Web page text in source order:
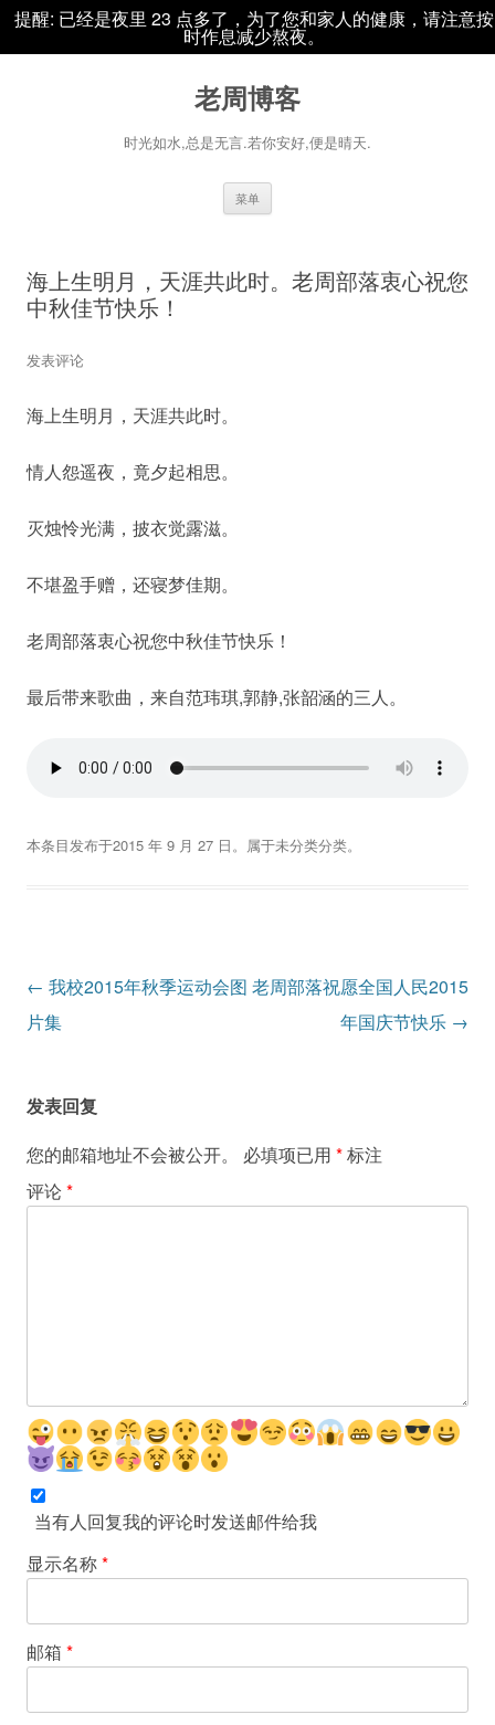
提醒: 已经是夜里 23 点多了，为了您和家人的健康，请注意按
时作息减少熬夜。
老周博客
时光如水,总是无言.若你安好,便是晴天.
菜单
海上生明月，天涯共此时。老周部落衷心祝您
中秋佳节快乐！
发表评论
海上生明月，天涯共此时。
情人怨遥夜，竟夕起相思。
灭烛怜光满，披衣觉露滋。
不堪盈手赠，还寝梦佳期。
老周部落衷心祝您中秋佳节快乐！
最后带来歌曲，来自范玮琪,郭静,张韶涵的三人。
本条目发布于2015 年 9 月 27 日。属于未分类分类。
文
章
航
← 我校2015年秋季运动会图
片集
老周部落祝愿全国人民2015
年国庆节快乐 →
发表回复
您的邮箱地址不会被公开。
必填项已用 *标注
评论*
当有人回复我的评论时发送邮件给我
显示名称*
邮箱 *